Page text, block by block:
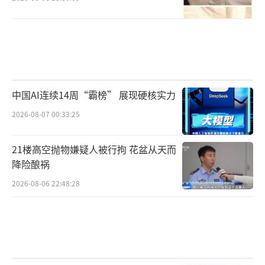
中国AI连续14周“霸榜” 展现硬核实力
2026-08-07 00:33:25
21楼高空抛物嫌疑人被行拘 花盆从天而
降险酿祸
2026-08-06 22:48:28